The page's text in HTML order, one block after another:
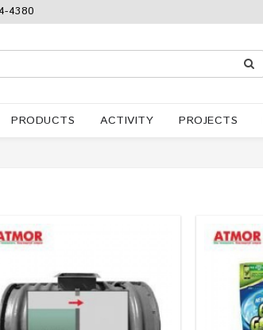
4380
PRODUCTS ACTIVITY PROJECTS